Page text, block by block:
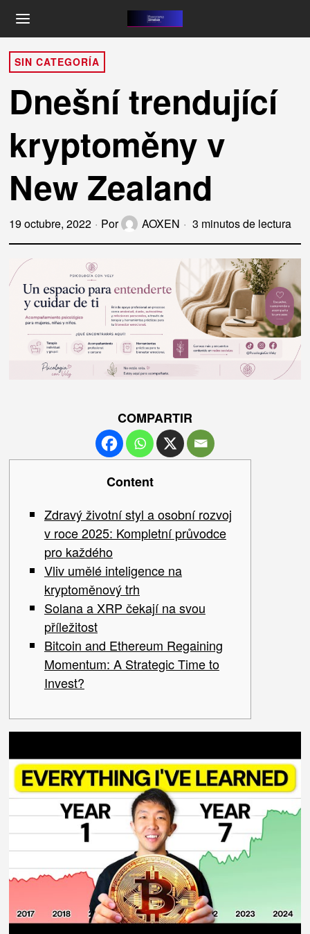
SIN CATEGORÍA
Dnešní trendující
kryptoměny v
New Zealand
19 octubre, 2022 Por AOXEN 3 minutos de lectura
COMPARTIR
Content
Zdravý životní styl a osobní rozvoj
v roce 2025: Kompletní průvodce
pro každého
Vliv umělé inteligence na
kryptoměnový trh
Solana a XRP čekají na svou
příležitost
Bitcoin and Ethereum Regaining
Momentum: A Strategic Time to
Invest?